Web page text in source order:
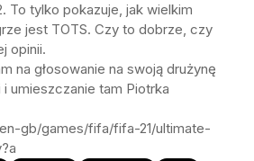
To tylko pokazuje, jak wielkim
jest TOTS. Czy to dobrze, czy
opinii.
na głosowanie na swoją drużynę
umieszczanie tam Piotrka
gb/games/fifa/fifa-21/ultimate-